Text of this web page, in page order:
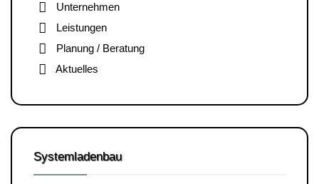
Unternehmen
Leistungen
Planung / Beratung
Aktuelles
Systemladenbau